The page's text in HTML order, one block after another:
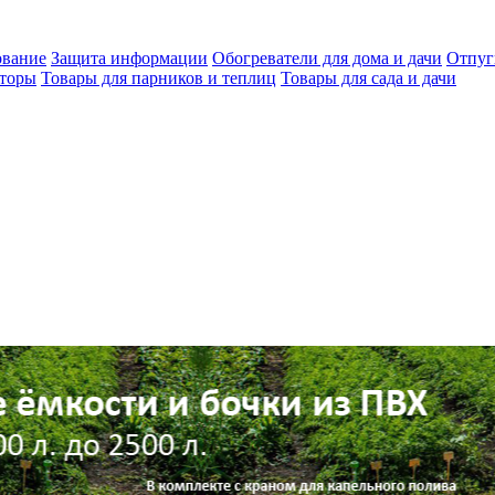
Защита информации Обогреватели для дома и дачи
Товары для парников и теплиц Товары для сада и дачи